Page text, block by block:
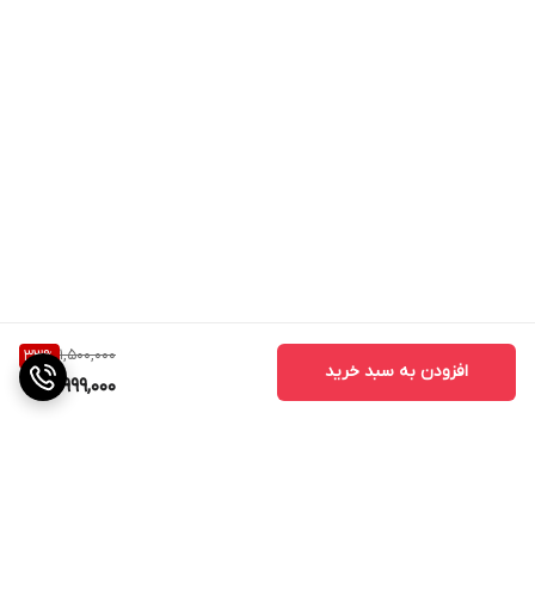
1,500,000
33%
999,000
افزودن به سبد خرید